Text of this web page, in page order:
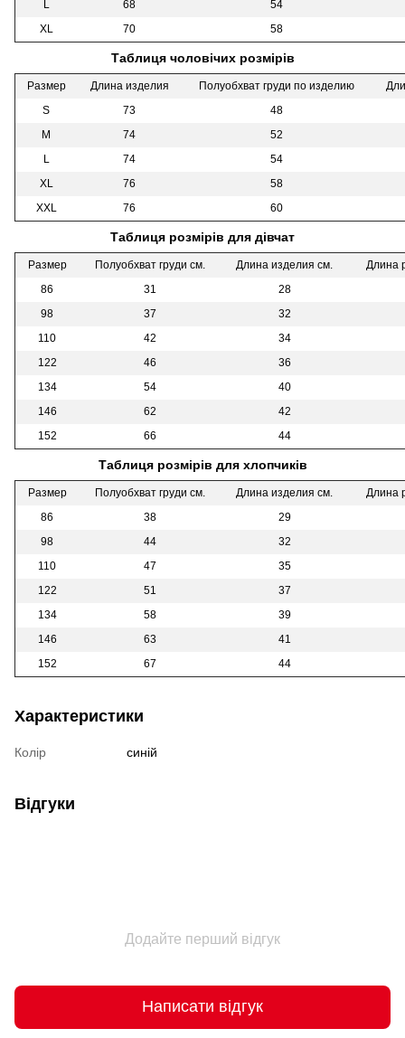
L
68
54
XL
70 58
Таблиця чоловічих розмірів
Размер Длина изделия Полуобхват груди по изделию
S
73
48
M
74
52
L
74
54
XL
76
58
XXL
76 60
Таблиця розмірів для дівчат
Размер Полуобхват груди см. Длина изделия см.
Длина
86
31
28
98
37
32
110
42
34
122
46
36
134
54
40
146
62
42
152
66 44
Таблиця розмірів для хлопчиків
Размер Полуобхват груди см. Длина изделия см.
Длина
86
38
29
98
44
32
110
47
35
122
51
37
134
58
39
146
63
41
152
67 44
Характеристики
Колір синій
Відгуки
Додайте перший відгук
Написати відгук